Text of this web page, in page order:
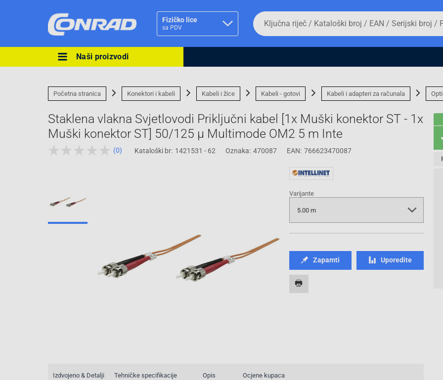
Fizičko lice
sa PDV
Ova postavka prilagođava asortiman proizvoda i
Pravno lice Fizičko lice
Da
biste
potražili
proizvod,
broj,
EAN
serijski
broj
Naši proizvodi
Početna stranica Konektori i kabeli Kabeli i žice Kabeli - gotovi Kabeli i adapteri za računala
Staklena vlakna Svjetlovodi Priključni kabel [1x Muški konektor ST - 1x
Muški konektor ST] 50/125 µ Multimode OM2 5 m Inte
(0) Kataloški br: 1421531 - 62 Oznaka: 470087 EAN: 766623470087
Varijante
Zapamti Uporedite
Izdvojeno & Detalji Tehničke specifikacije Opis Ocjene kupaca